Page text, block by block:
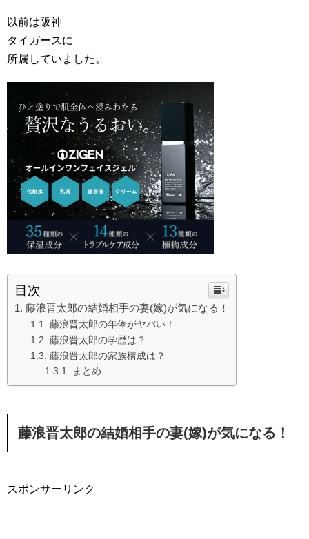
以前は阪神
タイガースに
所属していました。
目次
藤浪晋太郎の結婚相手の妻(嫁)が気になる！
藤浪晋太郎の年俸がヤバい！
藤浪晋太郎の学歴は？
藤浪晋太郎の家族構成は？
まとめ
藤浪晋太郎の結婚相手の妻(嫁)が気になる！
スポンサーリンク